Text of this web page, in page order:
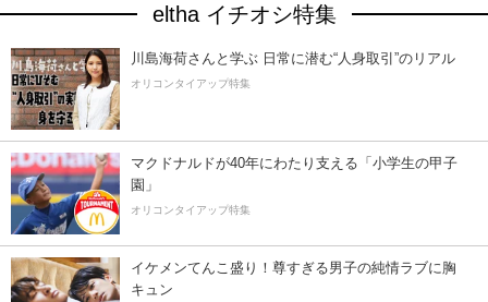
eltha イチオシ特集
川島海荷さんと学ぶ 日常に潜む“人身取引”のリアル
オリコンタイアップ特集
マクドナルドが40年にわたり支える「小学生の甲子
園」
オリコンタイアップ特集
イケメンてんこ盛り！尊すぎる男子の純情ラブに胸
キュン